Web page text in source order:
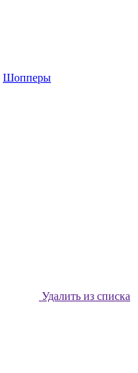
Шопперы
Удалить из списка